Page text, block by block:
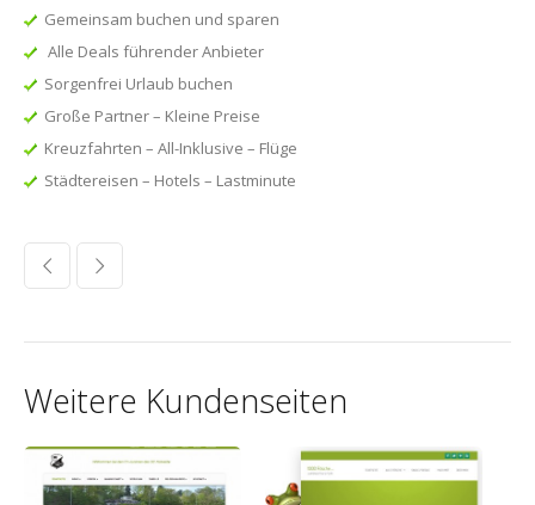
Gemeinsam buchen und sparen
Alle Deals führender Anbieter
Sorgenfrei Urlaub buchen
Große Partner – Kleine Preise
Kreuzfahrten – All-Inklusive – Flüge
Städtereisen – Hotels – Lastminute
Weitere Kundenseiten